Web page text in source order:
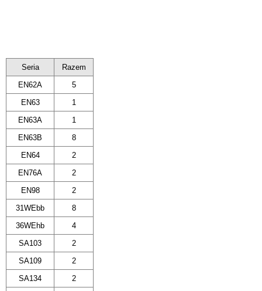
Seria
Razem
EN62A
5
EN63
1
EN63A
1
EN63B
8
EN64
2
EN76A
2
EN98
2
31WEbb
8
36WEhb
4
SA103
2
SA109
2
SA134
2